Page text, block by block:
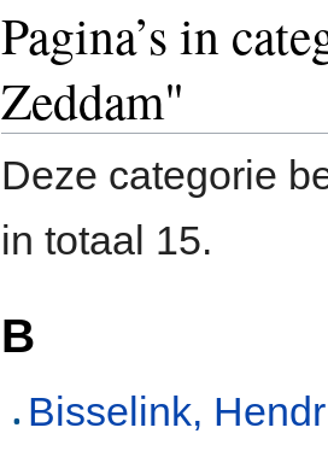
Pagina’s in
Zeddam"
Deze categorie
in totaal 15.
B
Bisselink,